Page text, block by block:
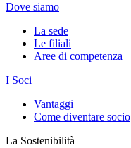
Dove siamo
La sede
Le filiali
Aree di competenza
I Soci
Vantaggi
Come diventare socio
La Sostenibilità